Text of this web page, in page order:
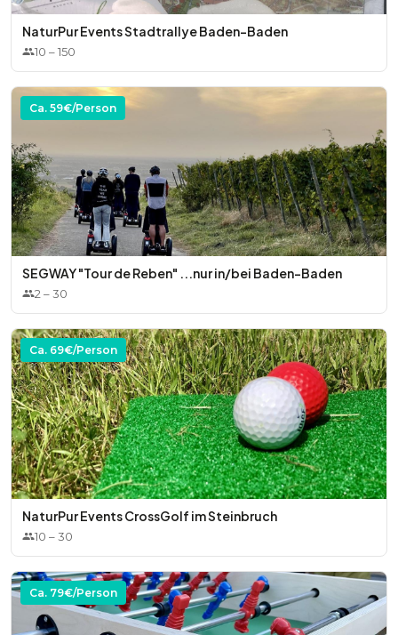
NaturPur Events Stadtrallye Baden-Baden
10 –150
Ca. 59€/Person
SEGWAY "Tour de Reben" ...nur in/bei Baden-Baden
2 –30
Ca. 69€/Person
NaturPur Events CrossGolf im Steinbruch
10 –30
Ca. 79€/Person